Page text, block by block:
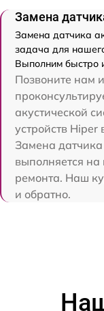
Замена
Замена датчика
задача для
Выполним быстро
Позвоните нам
акустической
устройств
Замена датчика
выполняется на
ремонта. Наш
и обратно.